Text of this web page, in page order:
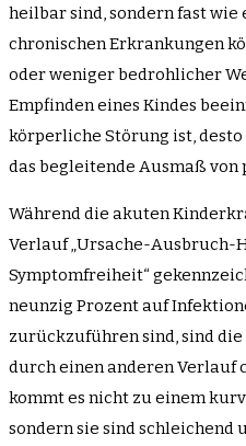
heilbar sind, sondern fast
chronischen Erkrankungen
oder weniger bedrohlicher
Empfinden eines Kindes
körperliche Störung ist,
das begleitende Ausmaß von
Während die akuten
Verlauf „Ursache-
Symptomfreiheit“
neunzig Prozent auf
zurückzuführen sind, sind
durch einen anderen Verlauf
kommt es nicht zu einem
sondern sie sind schleichend